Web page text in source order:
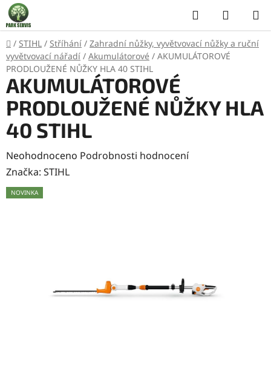
Přejít
na
obsah
Hledat
KOŠÍK
Domů
/ STIHL / Stříhání / Zahradní nůžky, vyvětvovací nůžky a ruční
vyvětvovací nářadí / Akumulátorové / AKUMULÁTOROVÉ
PRODLOUŽENÉ NŮŽKY HLA 40 STIHL
AKUMULÁTOROVÉ
PRODLOUŽENÉ NŮŽKY HLA
40 STIHL
Průměrné
hodnocení
produktu
Neohodnoceno Podrobnosti hodnocení
Značka: STIHL
NOVINKA